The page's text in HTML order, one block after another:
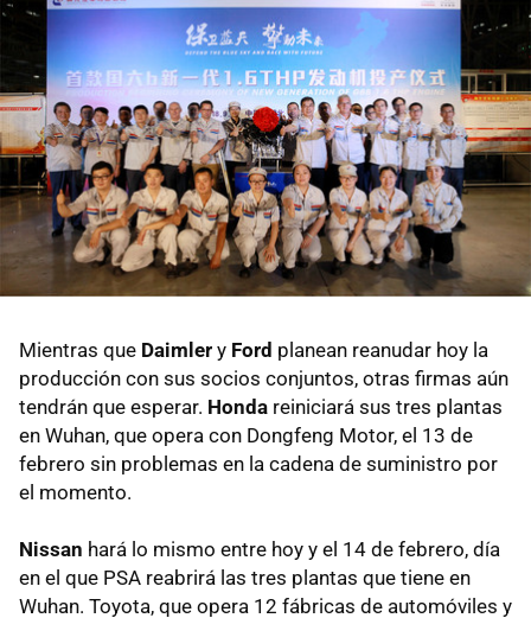
Mientras que Daimler y Ford planean reanudar hoy la
producción con sus socios conjuntos, otras firmas aún
tendrán que esperar. Honda reiniciará sus tres plantas
en Wuhan, que opera con Dongfeng Motor, el 13 de
febrero sin problemas en la cadena de suministro por
el momento.
Nissan hará lo mismo entre hoy y el 14 de febrero, día
en el que PSA reabrirá las tres plantas que tiene en
Wuhan. Toyota, que opera 12 fábricas de automóviles y